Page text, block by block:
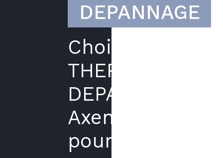
DEPANNAGE
Choisir
THERMIKE
DEPANNAGE
Axenergie
pour